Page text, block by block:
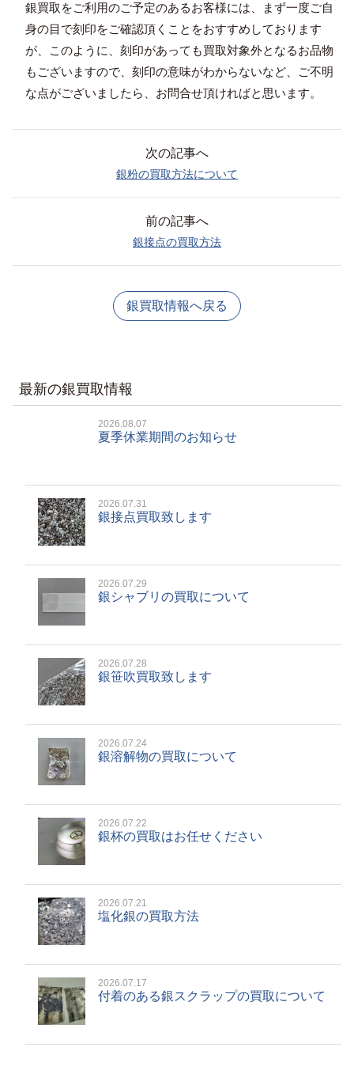
銀買取をご利用のご予定のあるお客様には、まず一度ご自
身の目で刻印をご確認頂くことをおすすめしております
が、このように、刻印があっても買取対象外となるお品物
もございますので、刻印の意味がわからないなど、ご不明
な点がございましたら、お問合せ頂ければと思います。
次の記事へ
銀粉の買取方法について
前の記事へ
銀接点の買取方法
銀買取情報へ戻る
最新の銀買取情報
2026.08.07
夏季休業期間のお知らせ
2026.07.31
銀接点買取致します
2026.07.29
銀シャブリの買取について
2026.07.28
銀笹吹買取致します
2026.07.24
銀溶解物の買取について
2026.07.22
銀杯の買取はお任せください
2026.07.21
塩化銀の買取方法
2026.07.17
付着のある銀スクラップの買取について